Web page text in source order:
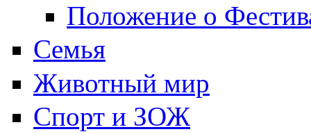
Положение о
Семья
Животный мир
Спорт и ЗОЖ